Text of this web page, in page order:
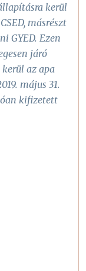
kerül
másrészt
GYED. Ezen
járó
kerül az apa
május 31.
kifizetett